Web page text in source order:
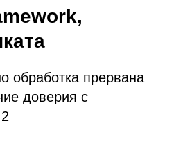
обработка прервана
доверия с